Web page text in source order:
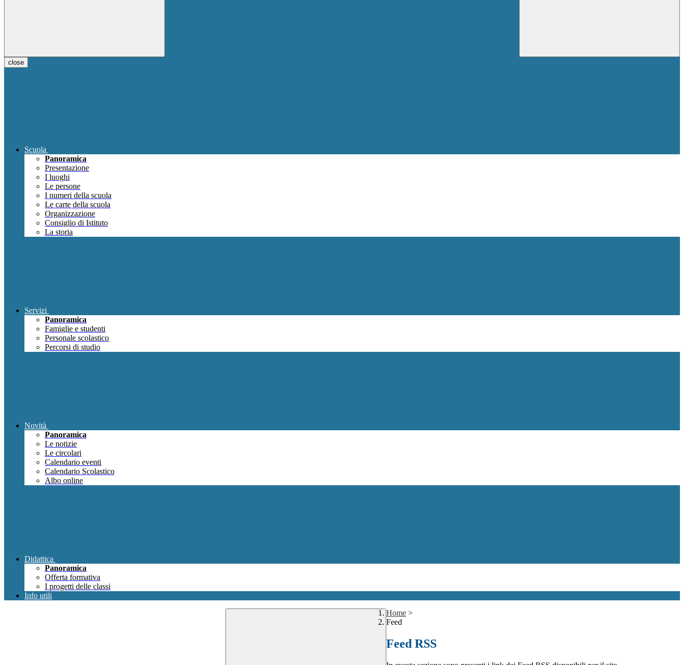
close
Scuola
Panoramica
Presentazione
I luoghi
Le persone
I numeri della scuola
Le carte della scuola
Organizzazione
Consiglio di Istituto
La storia
Servizi
Panoramica
Famiglie e studenti
Personale scolastico
Percorsi di studio
Novità
Panoramica
Le notizie
Le circolari
Calendario eventi
Calendario Scolastico
Albo online
Didattica
Panoramica
Offerta formativa
I progetti delle classi
Info utili
Home >
Feed
Feed RSS